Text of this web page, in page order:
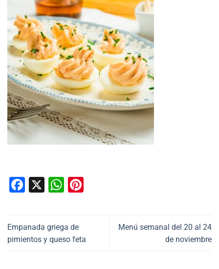
Facebook
X WhatsApp
Empanada griega de
pimientos y queso feta
Menú semanal del 20 al 24
de noviembre